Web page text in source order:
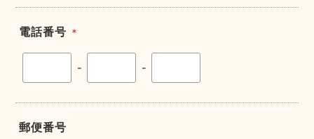
電話番号 ＊
- -
郵便番号